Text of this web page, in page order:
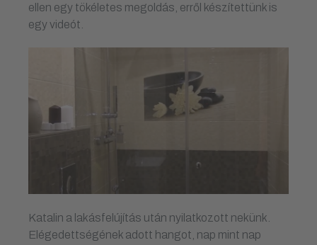
ellen egy tökéletes megoldás, erről készítettünk is
egy videót.
Katalin a lakásfelújítás után nyilatkozott nekünk.
Elégedettségének adott hangot, nap mint nap